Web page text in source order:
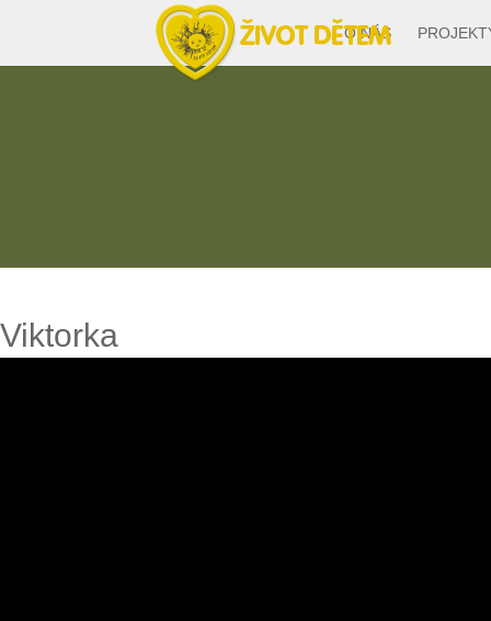
O NÁS
Viktorka